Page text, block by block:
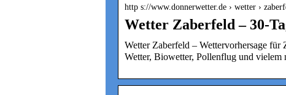
http s://www.donnerwetter.de › wetter ›
Wetter Zaberfeld – 30-
Wetter Zaberfeld – Wettervorhersage
Wetter, Biowetter, Pollenflug und vielem